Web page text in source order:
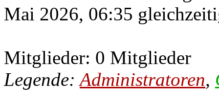
Mai 2026, 06:35
Mitglieder: 0 Mitglieder
Legende:Administratoren,